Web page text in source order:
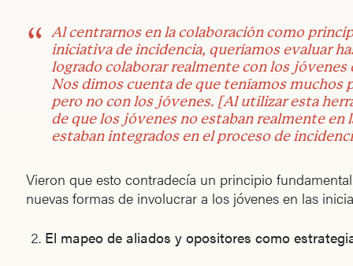
Al centrarnos en la colaboración como
iniciativa de incidencia, queríamos evaluar
logrado colaborar realmente con los jóvenes
Nos dimos cuenta de que teníamos muchos
pero no con los jóvenes. [Al utilizar esta
de que los jóvenes no estaban realmente en
estaban integrados en el proceso de
Vieron que esto contradecía un principio
nuevas formas de involucrar a los jóvenes en las
El mapeo de aliados y opositores como